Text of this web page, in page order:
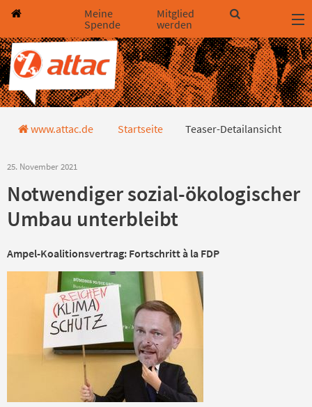
Direkt zum Hauptinhalt springen
Direkt zur Haupt-Navigation springen
Direkt zur Service-Navigation springen
Direkt zur Footer-Navigation springen
Direkt zum Footerinhalt springen
Meine
Spende
Mitglied
werden
Teaser-Detailansicht
www.attac.de Startseite Teaser-Detailansicht
25. November 2021
Notwendiger sozial-ökologischer
Umbau unterbleibt
Ampel-Koalitionsvertrag: Fortschritt à la FDP